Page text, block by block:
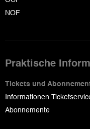
NOF
Praktische
Tickets und
Informationen
Abonnemente